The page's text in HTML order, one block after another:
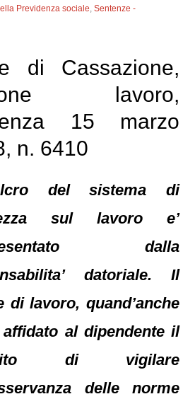
Previdenza sociale,Sentenze -
di Cassazione,
lavoro,
15 marzo
n. 6410
del sistema di
sul lavoro e’
dalla
datoriale. Il
di lavoro, quand’anche
affidato al dipendente il
di vigilare
delle norme